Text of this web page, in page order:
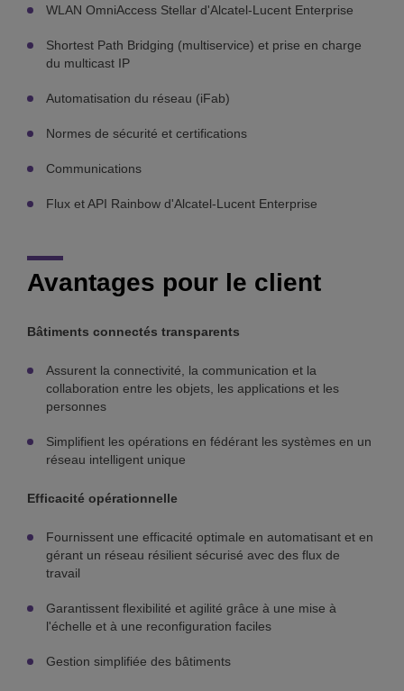
WLAN OmniAccess Stellar d'Alcatel-Lucent Enterprise
Shortest Path Bridging (multiservice) et prise en charge
du multicast IP
Automatisation du réseau (iFab)
Normes de sécurité et certifications
Communications
Flux et API Rainbow d'Alcatel-Lucent Enterprise
Avantages pour le client
Bâtiments connectés transparents
Assurent la connectivité, la communication et la
collaboration entre les objets, les applications et les
personnes
Simplifient les opérations en fédérant les systèmes en un
réseau intelligent unique
Efficacité opérationnelle
Fournissent une efficacité optimale en automatisant et en
gérant un réseau résilient sécurisé avec des flux de
travail
Garantissent flexibilité et agilité grâce à une mise à
l'échelle et à une reconfiguration faciles
Gestion simplifiée des bâtiments